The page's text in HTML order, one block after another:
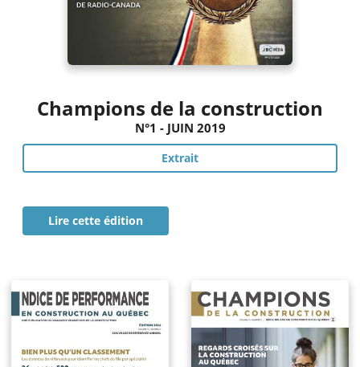
Champions de la construction
N°1 - JUIN 2019
Extrait
Lire cette édition